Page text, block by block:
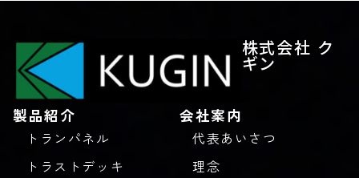
株式会社 ク
ギン
製品紹介
トランパネル
トラストデッキ
会社案内
代表あいさつ
理念